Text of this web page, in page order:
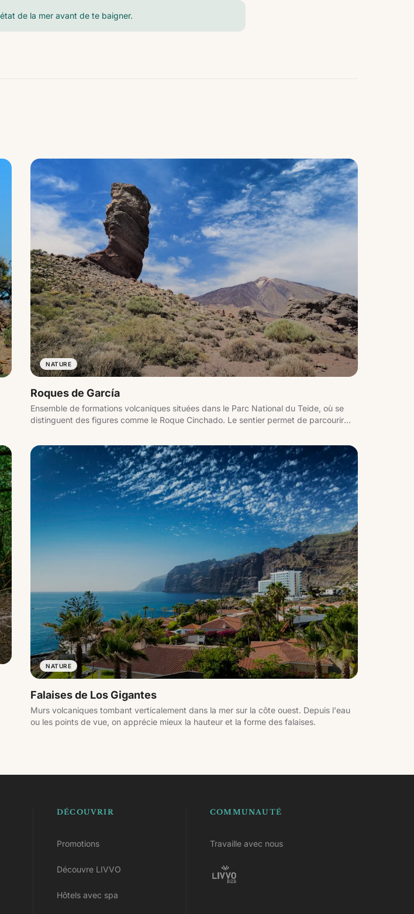
de la mer avant de te baigner.
NATURE
Roques de García
Ensemble de formations volcaniques situées dans le Parc National du Teide, où se
distinguent des figures comme le Roque Cinchado. Le sentier permet de parcourir
NATURE
Falaises de Los Gigantes
Murs volcaniques tombant verticalement dans la mer sur la côte ouest. Depuis l'eau
ou les points de vue, on apprécie mieux la hauteur et la forme des falaises.
DÉCOUVRIR
Promotions
Découvre LIVVO
Hôtels avec spa
COMMUNAUTÉ
Travaille avec nous